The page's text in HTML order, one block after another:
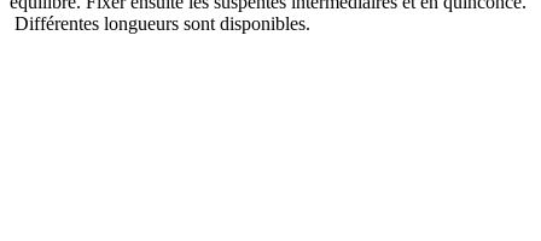
Différentes longueurs sont disponibles.